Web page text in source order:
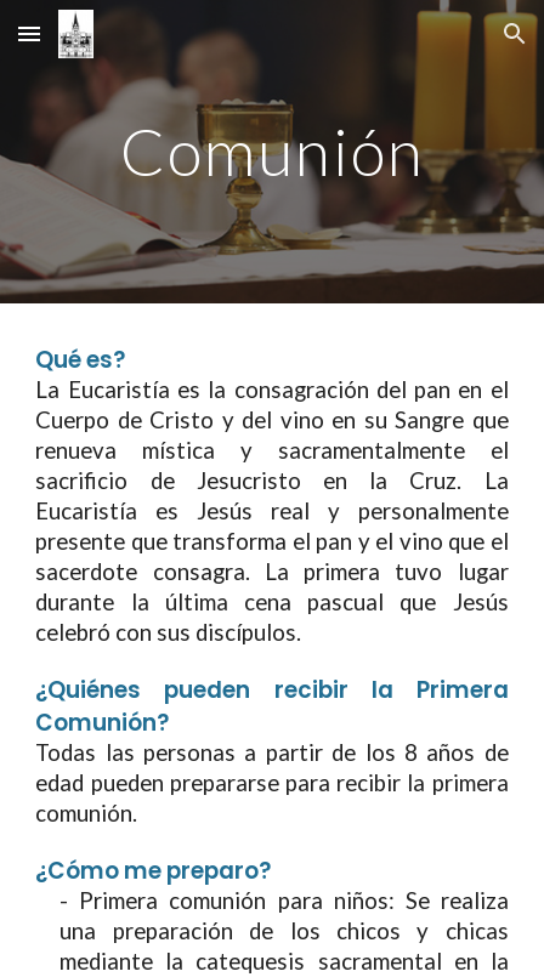
Skip to main content Skip to navigation
Comunión
Qué es?
La Eucaristía es la consagración del pan en el
Cuerpo de Cristo y del vino en su Sangre que
renueva mística y sacramentalmente el
sacrificio de Jesucristo en la Cruz. La
Eucaristía es Jesús real y personalmente
presente que transforma el pan y el vino que el
sacerdote consagra. La primera tuvo lugar
durante la última cena pascual que Jesús
celebró con sus discípulos.
¿Quiénes pueden recibir la Primera
Comunión?
Todas las personas a partir de los 8 años de
edad pueden prepararse para recibir la primera
comunión.
¿Cómo me preparo?
- Primera comunión para niños: Se realiza
una preparación de los chicos y chicas
mediante la catequesis sacramental en la